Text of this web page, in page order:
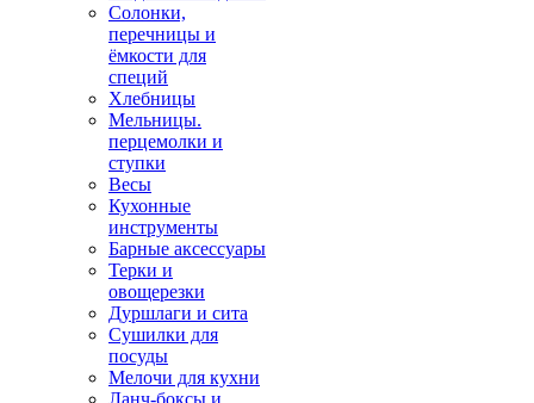
Солонки,
перечницы и
ёмкости для
специй
Хлебницы
Мельницы.
перцемолки и
ступки
Весы
Кухонные
инструменты
Барные аксессуары
Терки и
овощерезки
Дуршлаги и сита
Сушилки для
посуды
Мелочи для кухни
Ланч-боксы и